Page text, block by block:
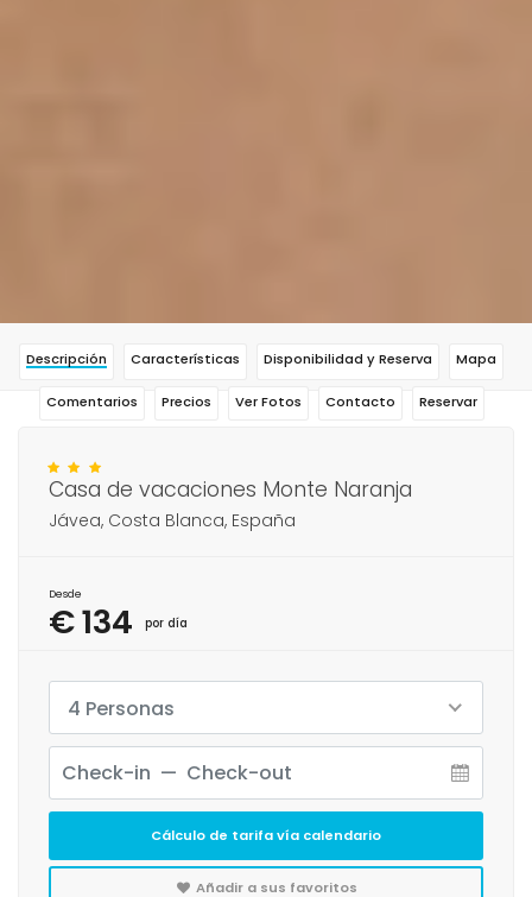
Descripción Características Disponibilidad y Reserva Mapa
Comentarios Precios Ver Fotos Contacto Reservar
Casa de vacaciones Monte Naranja
Jávea, Costa Blanca, España
Desde
€ 134 por día
4 Personas
Cálculo de tarifa vía calendario
Añadir a sus favoritos